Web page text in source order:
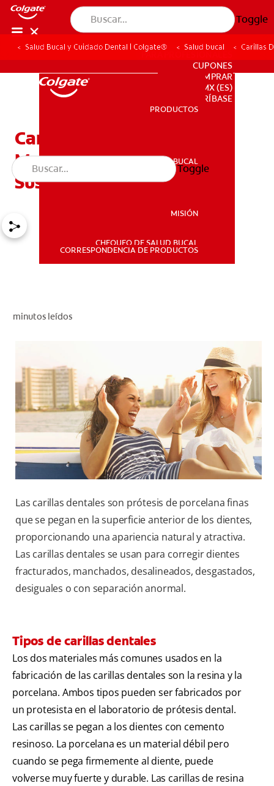
Toggle
PRODUCTOS
SALUD BUCAL
PARA PROFESIONALES
CUPONES
DONDE COMPRAR
MX (ES)
SUSCRÍBASE
PARA PROFESIONALES
CUPONES
DONDE COMPRAR
MX (ES)
SUSCRÍBASE
PRODUCTOS
SALUD BUCAL
MISIÓN
CHEQUEO DE SALUD BUCAL
CORRESPONDENCIA DE PRODUCTOS
Toggle
Salud Bucal y Cuidado Dental | Colgate® Salud bucal Carillas
Carillas Dentales — Para
Mejorar La Apariencia De
Sus Dientes
minutos leídos
Las carillas dentales son prótesis de porcelana finas
que se pegan en la superficie anterior de los dientes,
proporcionando una apariencia natural y atractiva.
Las carillas dentales se usan para corregir dientes
fracturados, manchados, desalineados, desgastados,
desiguales o con separación anormal.
Tipos de carillas dentales
Los dos materiales más comunes usados en la
fabricación de las carillas dentales son la resina y la
porcelana. Ambos tipos pueden ser fabricados por
un protesista en el laboratorio de prótesis dental.
Las carillas se pegan a los dientes con cemento
resinoso. La porcelana es un material débil pero
cuando se pega firmemente al diente, puede
volverse muy fuerte y durable. Las carillas de resina